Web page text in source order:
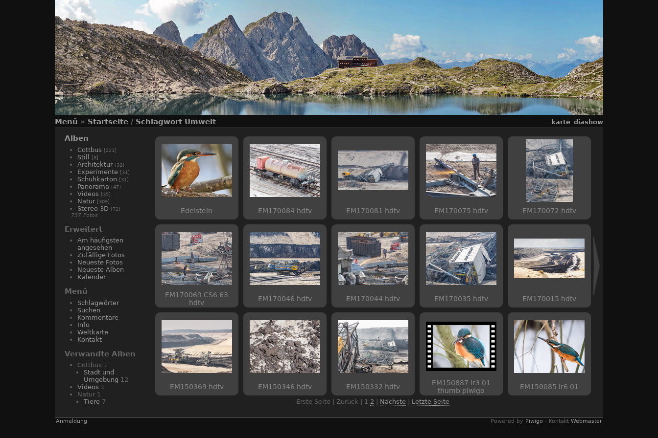
Menü » Startseite / Schlagwort Umwelt karte diashow
Alben
Cottbus [221]
Still [8]
Architektur [32]
Experimente [31]
Schuhkarton [31]
Panorama [47]
Videos [35]
Natur [309]
Stereo 3D [72]
737 Fotos
Erweitert
Am häufigsten
angesehen
Zufällige Fotos
Neueste Fotos
Neueste Alben
Kalender
Menü
Schlagwörter
Suchen
Kommentare
Info
Weltkarte
Kontakt
Verwandte Alben
Cottbus 1
Stadt und
Umgebung 12
Videos 1
Natur 1
Tiere 7
Edelstein EM170084 hdtv EM170081 hdtv EM170075 hdtv EM170072 hdtv
EM170069 CS6 63
hdtv
EM170046 hdtv EM170044 hdtv EM170035 hdtv EM170015 hdtv
EM150369 hdtv EM150346 hdtv EM150332 hdtv
EM150887 lr3 01
thumb piwigo
EM150085 lr6 01
Erste Seite | Zurück | 1 2 Nächste Letzte Seite
Anmeldung Powered by Piwigo - Kontakt Webmaster